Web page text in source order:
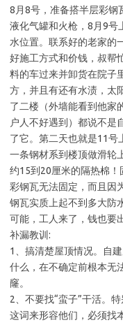
8月8号，准备搭半层彩钢
液化气罐和火枪，8月9号
水位置。联系好的老家的
好施工方式和价钱，叔帮
料的车过来并卸货在院子
方，并且有还有水渍，太
了二楼（外墙能看到他家
户人不好遇到）都说不是
了它。第二天也就是11号
一条钢材系到楼顶做滑轮
约15到20厘米的隔热棉！
彩钢瓦无法固定，而且因
钢瓦实质上起不到多大防
可能，工人来了，钱也要
补漏教训:
1、搞清楚屋顶情况。自
什么，在不确定前根本无
窿。
2、不要找“蛮子”干活。
这词来形容他们，必须找